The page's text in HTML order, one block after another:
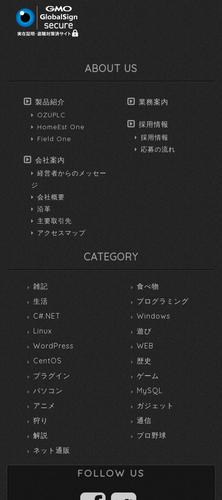
ABOUT US
製品紹介
OZUPLC
HomeEst One
Field One
会社案内
経営者からのメッセー
ジ
会社概要
沿革
主要取引先
アクセスマップ
業務案内
採用情報
採用情報
応募の流れ
CATEGORY
雑記
食べ物
生活
プログラミング
C#.NET
Windows
Linux
遊び
WordPress
WEB
CentOS
歴史
プラグイン
ゲーム
パソコン
MySQL
アニメ
ガジェット
狩り
通信
解説
プロ野球
ネット通販
FOLLOW US